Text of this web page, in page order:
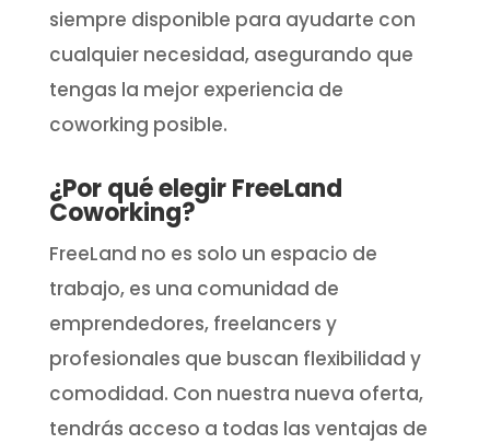
siempre disponible para ayudarte con
cualquier necesidad, asegurando que
tengas la mejor experiencia de
coworking posible.
¿Por qué elegir FreeLand
Coworking?
FreeLand no es solo un espacio de
trabajo, es una comunidad de
emprendedores, freelancers y
profesionales que buscan flexibilidad y
comodidad. Con nuestra nueva oferta,
tendrás acceso a todas las ventajas de